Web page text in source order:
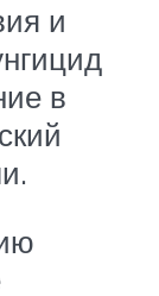
и
в